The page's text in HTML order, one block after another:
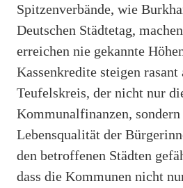
Spitzenverbände, wie
Deutschen Städtetag,
erreichen nie gekannte
Kassenkredite steigen rasant
Teufelskreis, der nicht nur
Kommunalfinanzen, sondern
Lebensqualität der
den betroffenen Städten
dass die Kommunen nicht